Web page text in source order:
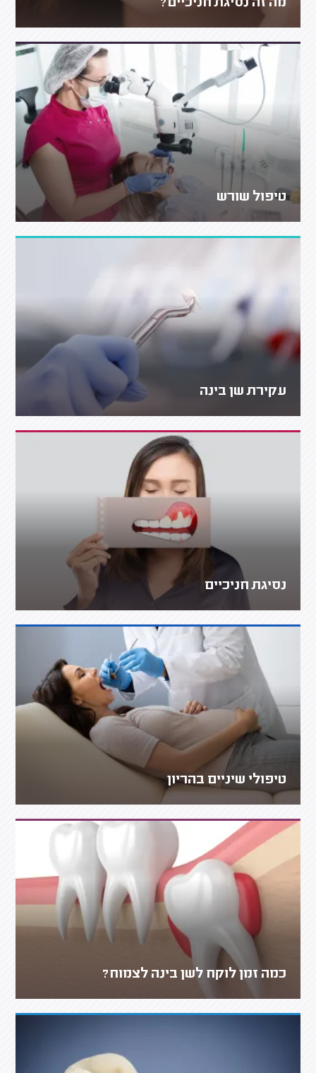
מה זה נסיגת חניכיים?
טיפול שורש
עקירת שן בינה
נסיגת חניכיים
טיפולי שיניים בהריון
כמה זמן לוקח לשן בינה לצמוח?